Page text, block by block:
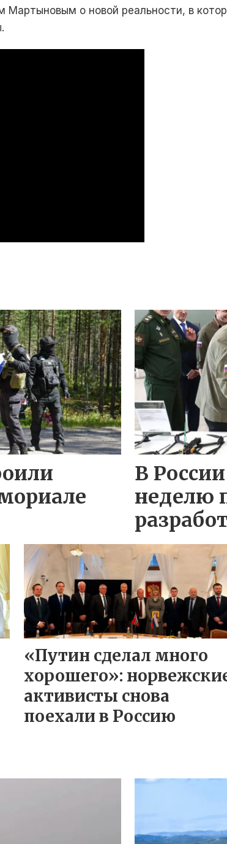
Мартыновым о новой реальности, в
В
неделю
«Путин сделал много
хорошего»:
активисты снова
поехали в Россию